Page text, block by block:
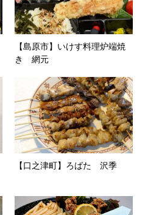
【島原市】いけす料理炉端焼
き 網元
【口之津町】ろばた 沢季